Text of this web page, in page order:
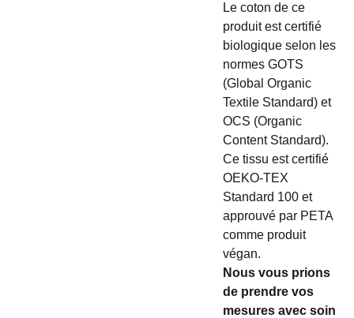
Le coton de ce
produit est certifié
biologique selon les
normes GOTS
(Global Organic
Textile Standard) et
OCS (Organic
Content Standard).
Ce tissu est certifié
OEKO-TEX
Standard 100 et
approuvé par PETA
comme produit
végan.
Nous vous prions
de prendre vos
mesures avec soin